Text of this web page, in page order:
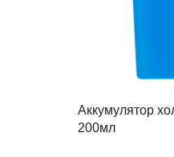
Аккумулятор
200мл